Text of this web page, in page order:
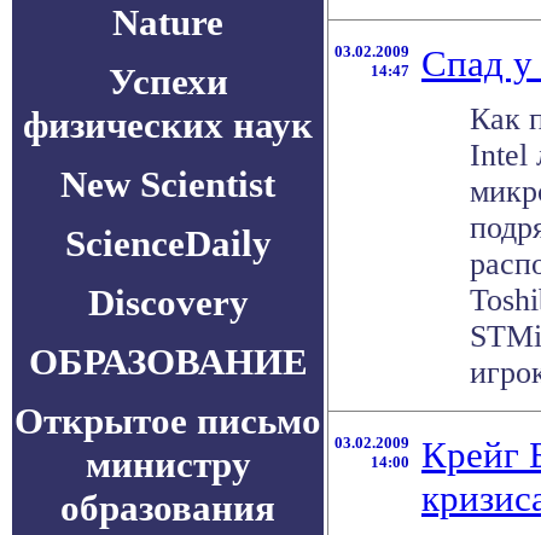
Nature
Успехи
физических наук
New Scientist
ScienceDaily
Discovery
ОБРАЗОВАНИЕ
Открытое письмо
министру
образования
03.02.2009
14:47
Спад у
Как
Intel
03.02.2009
14:00
Крейг